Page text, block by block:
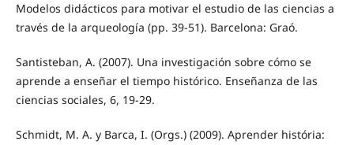
Modelos didácticos para motivar el estudio de las ciencias a
través de la arqueología (pp. 39-51). Barcelona: Graó.
Santisteban, A. (2007). Una investigación sobre cómo se
aprende a enseñar el tiempo histórico. Enseñanza de las
ciencias sociales, 6, 19-29.
Schmidt, M. A. y Barca, I. (Orgs.) (2009). Aprender história: